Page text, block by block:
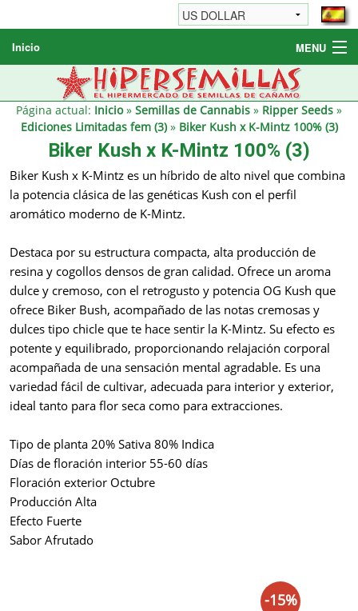
Inicio MENU
Semillas de cannabis
Otros productos
Revendedores
Página actual: Inicio» Semillas de Cannabis » Ripper Seeds »
Ediciones Limitadas fem (3)» Biker Kush x K-Mintz 100% (3)
Biker Kush x K-Mintz 100% (3)
Biker Kush x K-Mintz es un híbrido de alto nivel que combina
la potencia clásica de las genéticas Kush con el perfil
aromático moderno de K-Mintz.
Destaca por su estructura compacta, alta producción de
resina y cogollos densos de gran calidad. Ofrece un aroma
dulce y cremoso, con el retrogusto y potencia OG Kush que
ofrece Biker Bush, acompañado de las notas cremosas y
dulces tipo chicle que te hace sentir la K-Mintz. Su efecto es
potente y equilibrado, proporcionando relajación corporal
acompañada de una sensación mental agradable. Es una
variedad fácil de cultivar, adecuada para interior y exterior,
ideal tanto para flor seca como para extracciones.
Tipo de planta 20% Sativa 80% Indica
Días de floración interior 55-60 días
Floración exterior Octubre
Producción Alta
Efecto Fuerte
Sabor Afrutado
-15%